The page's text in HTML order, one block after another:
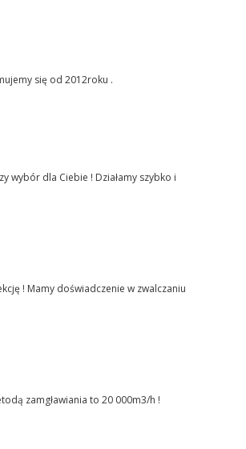
się od 2012roku .
wybór dla Ciebie ! Działamy szybko i
! Mamy doświadczenie w zwalczaniu
zamgławiania to 20 000m3/h !